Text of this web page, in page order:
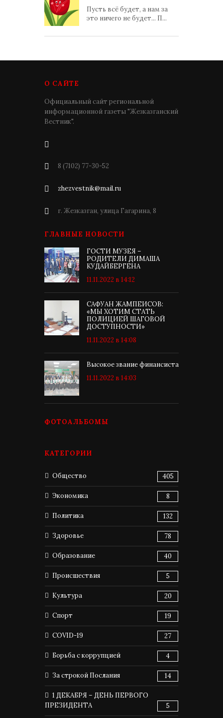
Пусть всё будет, а нам за
это ничего не будет... П...
О САЙТЕ
Официальный сайт региональной
информационной газеты "Жезказганский
Вестник".
8 (7102) 77-30-52
zhezvestnik@mail.ru
г. Жезказган, улица Гагарина, 8
ГЛАВНЫЕ НОВОСТИ
ГОСТИ МУЗЕЯ –
РОДИТЕЛИ ДИМАША
КУДАЙБЕРГЕНА
11.11.2022 в 14:12
САФУАН ЖАМПЕИСОВ:
«МЫ ХОТИМ СТАТЬ
ПОЛИЦИЕЙ ШАГОВОЙ
ДОСТУПНОСТИ»
11.11.2022 в 14:08
Высокое звание финансиста
11.11.2022 в 14:03
ФОТОАЛЬБОМЫ
КАТЕГОРИИ
Общество 405
Экономика 8
Политика 132
Здоровье 78
Образование 40
Происшествия 5
Культура 20
Спорт 19
COVID-19 27
Борьба с коррупцией 4
За строкой Послания 14
1 ДЕКАБРЯ – ДЕНЬ ПЕРВОГО
ПРЕЗИДЕНТА
5